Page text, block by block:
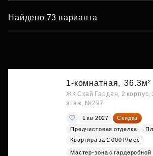
Найдено 73 варианта
1-комнатная, 36.3м²
ЖК Скай Гарден, 2 корпус,
этаж, №297
1 кв 2027
Скидка
Предчистовая отделка
Квартира за 2 000 ₽/мес
Мастер-зона с гардеробной